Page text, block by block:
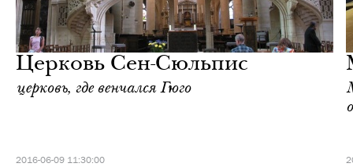
Церковь Сен-Сюльпис
церковь, где венчался Гюго
2016-06-09 11:30:00